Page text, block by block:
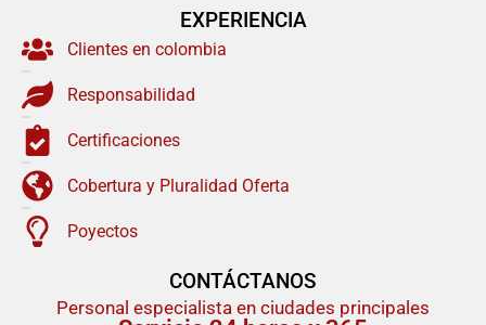
EXPERIENCIA
Clientes en colombia
Responsabilidad
Certificaciones
Cobertura y Pluralidad Oferta
Poyectos
CONTÁCTANOS
Personal especialista en ciudades principales